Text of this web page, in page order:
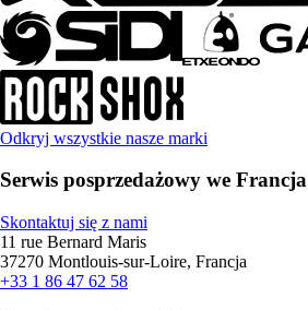
Odkryj wszystkie nasze marki
Serwis posprzedażowy we Francja
Skontaktuj się z nami
11 rue Bernard Maris
37270 Montlouis-sur-Loire, Francja
+33 1 86 47 62 58